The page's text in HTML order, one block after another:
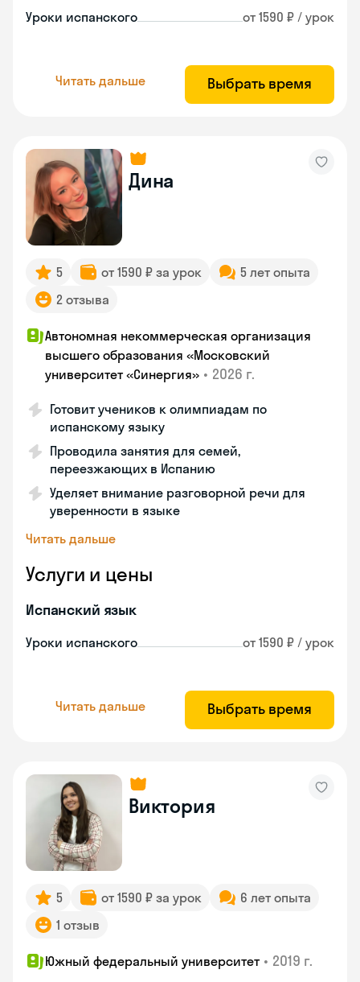
Уроки испанского от 1590 ₽ / урок
Читать дальше Выбрать время
Дина
5 от 1590 ₽ за урок
5 лет опыта
2 отзыва
Автономная некоммерческая организация
высшего образования «Московский
университет «Синергия» • 2026 г.
Готовит учеников к олимпиадам по
испанскому языку
Проводила занятия для семей,
переезжающих в Испанию
Уделяет внимание разговорной речи для
уверенности в языке
Читать дальше
Услуги и цены
Испанский язык
Уроки испанского от 1590 ₽ / урок
Читать дальше Выбрать время
Виктория
5 от 1590 ₽ за урок
6 лет опыта
1 отзыв
Южный федеральный университет • 2019 г.